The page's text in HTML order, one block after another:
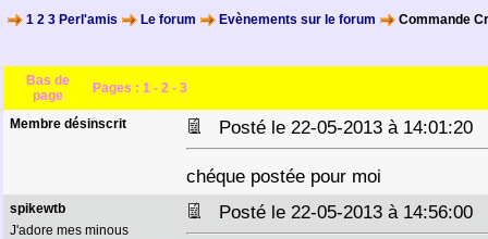
1 2 3 Perl'amis Le forum Evènements sur le forum Commande
Bas de
page
Pages : 1 - 2 - 3
Membre désinscrit Posté le 22-05-2013 à 14:01:20
chéque postée pour moi
spikewtb
J'adore mes minous
Posté le 22-05-2013 à 14:56:00